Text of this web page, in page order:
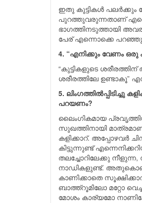
ഇതു കുട്ടികള്‍
പുറത്തുവരുന്നതാണ്
ഭാഗത്തിനടുത്തായി
പേര് എന്നൊക്കെ
4. “എനിക്കും വേണം
“കുട്ടികളുടെ
ശരീരത്തിലേ ഉണ്ടാകൂ”
5.
പറയണം?
ലൈംഗികമായ
സുഖത്തിനായി
കളിക്കാറ്. അപ്പോഴവര്‍
കിട്ടുന്നുണ്ട്
തലച്ചോറിലേക്കു
നാഡികളുണ്ട്.
കാണിക്കാതെ
ബാത്ത്റൂമിലോ മറ്റോ
മോശം കാര്യമോ